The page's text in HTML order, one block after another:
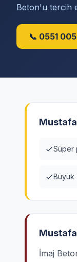
Beton'u tercih
📞 0551 005
Süper
Büyük
İmaj